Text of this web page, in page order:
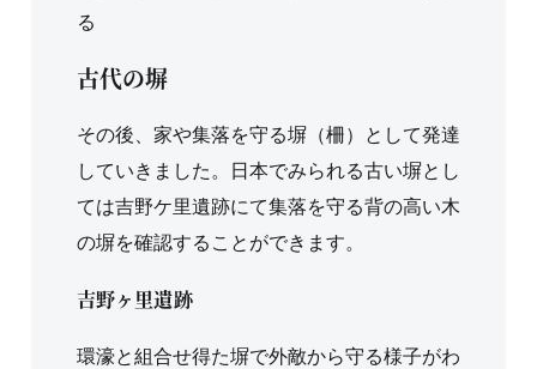
る
古代の塀
その後、家や集落を守る塀（柵）として発達
していきました。日本でみられる古い塀とし
ては吉野ケ里遺跡にて集落を守る背の高い木
の塀を確認することができます。
吉野ヶ里遺跡
環濠と組合せ得た塀で外敵から守る様子がわ